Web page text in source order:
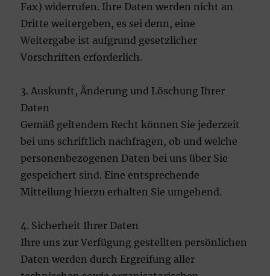
Fax) widerrufen. Ihre Daten werden nicht an
Dritte weitergeben, es sei denn, eine
Weitergabe ist aufgrund gesetzlicher
Vorschriften erforderlich.
3. Auskunft, Änderung und Löschung Ihrer
Daten
Gemäß geltendem Recht können Sie jederzeit
bei uns schriftlich nachfragen, ob und welche
personenbezogenen Daten bei uns über Sie
gespeichert sind. Eine entsprechende
Mitteilung hierzu erhalten Sie umgehend.
4. Sicherheit Ihrer Daten
Ihre uns zur Verfügung gestellten persönlichen
Daten werden durch Ergreifung aller